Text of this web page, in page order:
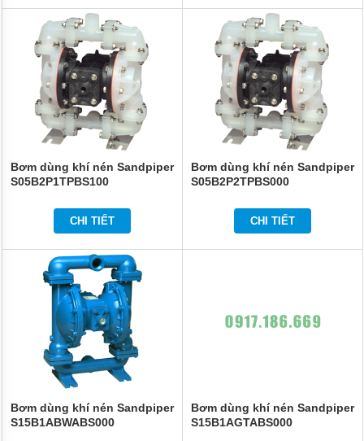
Bơm dùng khí nén Sandpiper
S05B2P1TPBS100
CHI TIẾT
Bơm dùng khí nén Sandpiper
S05B2P2TPBS000
CHI TIẾT
Bơm dùng khí nén Sandpiper
S15B1ABWABS000
Bơm dùng khí nén Sandpiper
S15B1AGTABS000